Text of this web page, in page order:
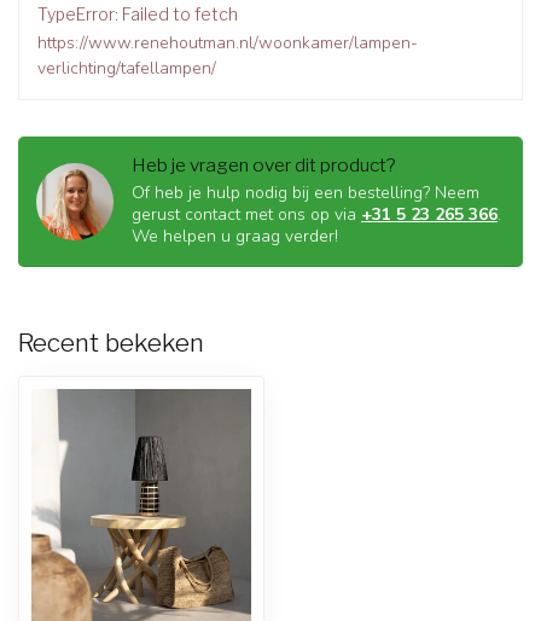
TypeError: Failed to fetch
https://www.renehoutman.nl/woonkamer/lampen-
verlichting/tafellampen/
Heb je vragen over dit product?
Of heb je hulp nodig bij een bestelling? Neem
gerust contact met ons op via +31 5 23 265 366.
We helpen u graag verder!
Recent bekeken